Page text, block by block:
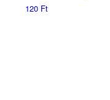
120 Ft